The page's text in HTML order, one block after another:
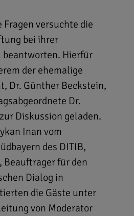
Fragen versuchte die
bei ihrer
Hierfür
der ehemalige
Dr. Günther Beckstein,
Dr.
Diskussion geladen.
Inan vom
des DITIB,
Beauftrager für den
Dialog in
die Gäste unter
von Moderator